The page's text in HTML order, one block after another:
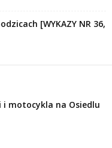
[WYKAZY NR 36,
i motocykla na Osiedlu